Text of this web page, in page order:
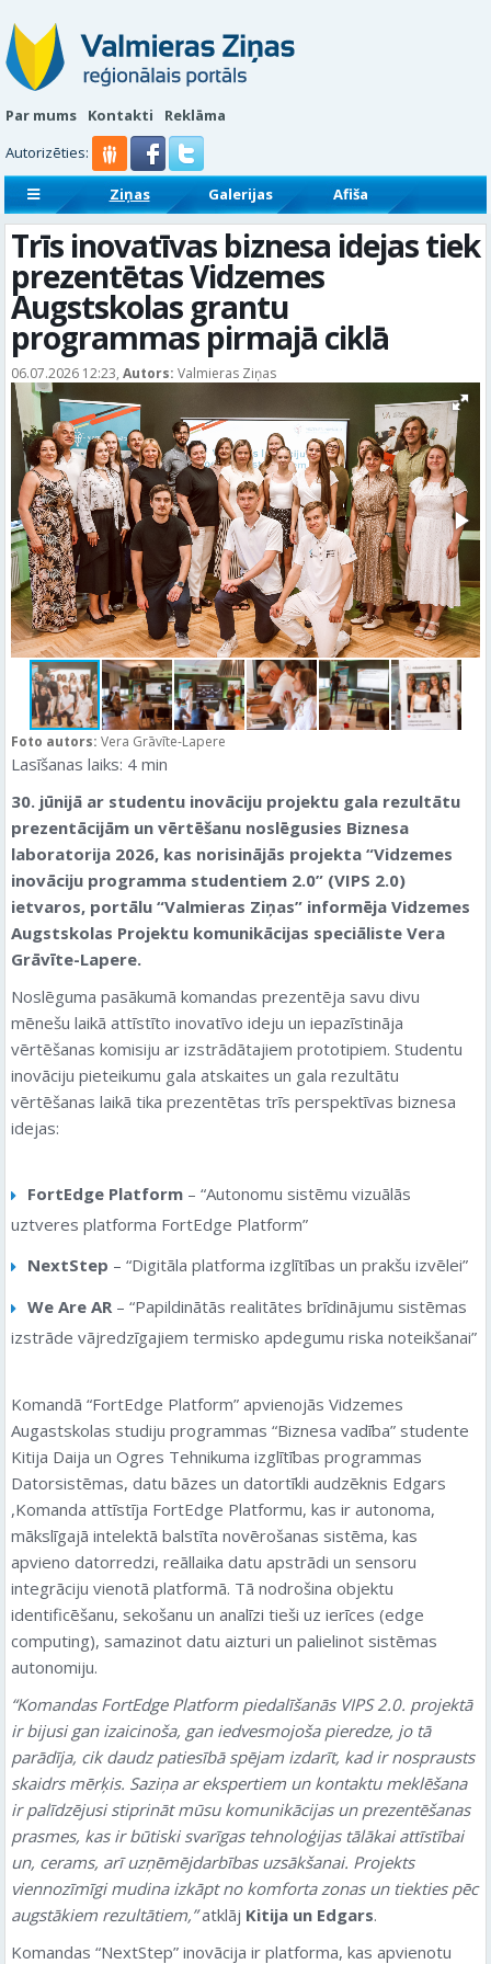
Par mums Kontakti
Reklāma
Autorizēties:
Ziņas Galerijas
Afiša
Sludinājumi
Reklāmraksti
Trīs inovatīvas biznesa idejas tiek
prezentētas Vidzemes
Augstskolas grantu
programmas pirmajā ciklā
06.07.2026 12:23, Autors: Valmieras Ziņas
Foto autors: Vera Grāvīte-Lapere
Lasīšanas laiks: 4 min
30. jūnijā ar studentu inovāciju projektu gala rezultātu
prezentācijām un vērtēšanu noslēgusies Biznesa
laboratorija 2026, kas norisinājās projekta “Vidzemes
inovāciju programma studentiem 2.0” (VIPS 2.0)
ietvaros, portālu “Valmieras Ziņas” informēja Vidzemes
Augstskolas Projektu komunikācijas speciāliste Vera
Grāvīte-Lapere.
Noslēguma pasākumā komandas prezentēja savu divu
mēnešu laikā attīstīto inovatīvo ideju un iepazīstināja
vērtēšanas komisiju ar izstrādātajiem prototipiem. Studentu
inovāciju pieteikumu gala atskaites un gala rezultātu
vērtēšanas laikā tika prezentētas trīs perspektīvas biznesa
idejas:
FortEdge Platform – “Autonomu sistēmu vizuālās
uztveres platforma FortEdge Platform”
NextStep – “Digitāla platforma izglītības un prakšu izvēlei”
We Are AR – “Papildinātās realitātes brīdinājumu sistēmas
izstrāde vājredzīgajiem termisko apdegumu riska noteikšanai”
Komandā “FortEdge Platform” apvienojās Vidzemes
Augastskolas studiju programmas “Biznesa vadība” studente
Kitija Daija un Ogres Tehnikuma izglītības programmas
Datorsistēmas, datu bāzes un datortīkli audzēknis Edgars
,Komanda attīstīja FortEdge Platformu, kas ir autonoma,
mākslīgajā intelektā balstīta novērošanas sistēma, kas
apvieno datorredzi, reāllaika datu apstrādi un sensoru
integrāciju vienotā platformā. Tā nodrošina objektu
identificēšanu, sekošanu un analīzi tieši uz ierīces (edge
computing), samazinot datu aizturi un palielinot sistēmas
autonomiju.
“Komandas FortEdge Platform piedalīšanās VIPS 2.0. projektā
ir bijusi gan izaicinoša, gan iedvesmojoša pieredze, jo tā
parādīja, cik daudz patiesībā spējam izdarīt, kad ir nosprausts
skaidrs mērķis. Saziņa ar ekspertiem un kontaktu meklēšana
ir palīdzējusi stiprināt mūsu komunikācijas un prezentēšanas
prasmes, kas ir būtiski svarīgas tehnoloģijas tālākai attīstībai
un, cerams, arī uzņēmējdarbības uzsākšanai. Projekts
viennozīmīgi mudina izkāpt no komforta zonas un tiekties pēc
augstākiem rezultātiem,”atklāj Kitija un Edgars.
Komandas “NextStep” inovācija ir platforma, kas apvienotu